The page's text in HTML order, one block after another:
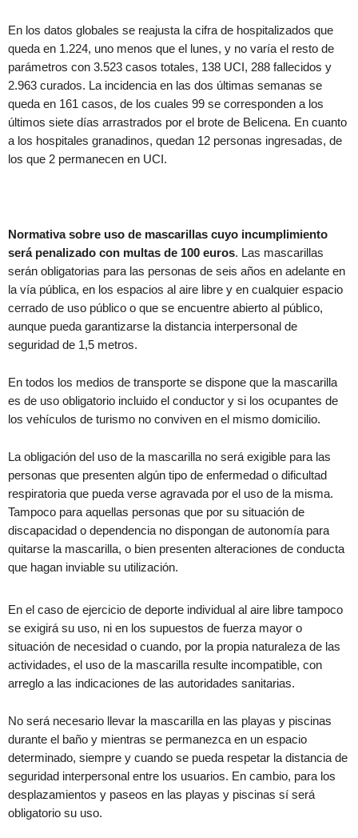
En los datos globales se reajusta la cifra de hospitalizados que
queda en 1.224, uno menos que el lunes, y no varía el resto de
parámetros con 3.523 casos totales, 138 UCI, 288 fallecidos y
2.963 curados. La incidencia en las dos últimas semanas se
queda en 161 casos, de los cuales 99 se corresponden a los
últimos siete días arrastrados por el brote de Belicena. En cuanto
a los hospitales granadinos, quedan 12 personas ingresadas, de
los que 2 permanecen en UCI.
Normativa sobre uso de mascarillas cuyo incumplimiento
será penalizado con multas de 100 euros. Las mascarillas
serán obligatorias para las personas de seis años en adelante en
la vía pública, en los espacios al aire libre y en cualquier espacio
cerrado de uso público o que se encuentre abierto al público,
aunque pueda garantizarse la distancia interpersonal de
seguridad de 1,5 metros.
En todos los medios de transporte se dispone que la mascarilla
es de uso obligatorio incluido el conductor y si los ocupantes de
los vehículos de turismo no conviven en el mismo domicilio.
La obligación del uso de la mascarilla no será exigible para las
personas que presenten algún tipo de enfermedad o dificultad
respiratoria que pueda verse agravada por el uso de la misma.
Tampoco para aquellas personas que por su situación de
discapacidad o dependencia no dispongan de autonomía para
quitarse la mascarilla, o bien presenten alteraciones de conducta
que hagan inviable su utilización.
En el caso de ejercicio de deporte individual al aire libre tampoco
se exigirá su uso, ni en los supuestos de fuerza mayor o
situación de necesidad o cuando, por la propia naturaleza de las
actividades, el uso de la mascarilla resulte incompatible, con
arreglo a las indicaciones de las autoridades sanitarias.
No será necesario llevar la mascarilla en las playas y piscinas
durante el baño y mientras se permanezca en un espacio
determinado, siempre y cuando se pueda respetar la distancia de
seguridad interpersonal entre los usuarios. En cambio, para los
desplazamientos y paseos en las playas y piscinas sí será
obligatorio su uso.